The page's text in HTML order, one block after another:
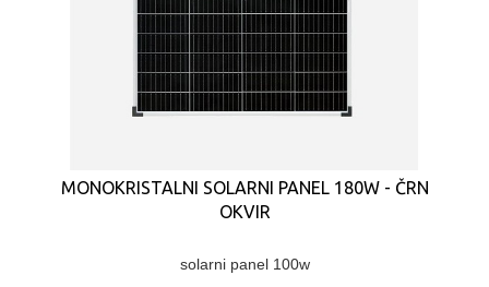
MONOKRISTALNI SOLARNI PANEL 180W - ČRN
OKVIR
solarni panel 100w